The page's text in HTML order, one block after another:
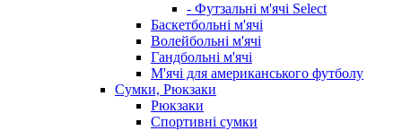
- Футзальні м'ячі Select
Баскетбольні м'ячі
Волейбольні м'ячі
Гандбольні м'ячі
М'ячі для американського футболу
Сумки, Рюкзаки
Рюкзаки
Спортивні сумки